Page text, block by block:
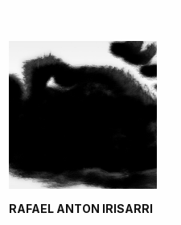
RAFAEL ANTON IRISARRI